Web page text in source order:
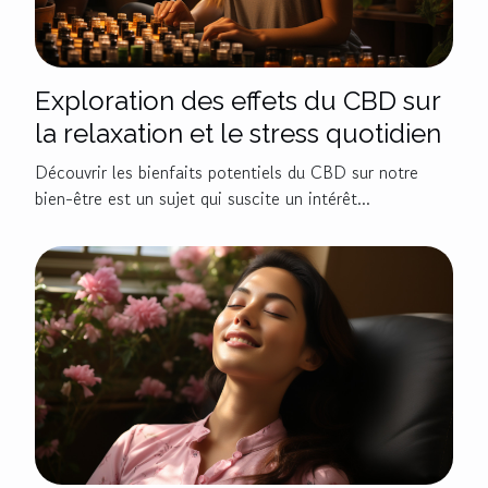
Exploration des effets du CBD sur
la relaxation et le stress quotidien
Découvrir les bienfaits potentiels du CBD sur notre
bien-être est un sujet qui suscite un intérêt...